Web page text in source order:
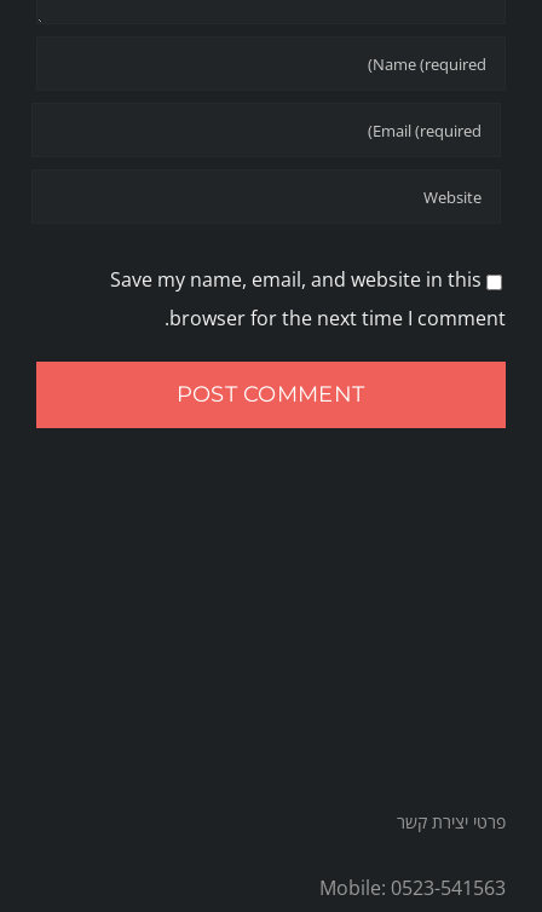
Save my name, email, and website in this
browser for the next time I comment.
פרטי יצירת קשר
Mobile: 0523-541563